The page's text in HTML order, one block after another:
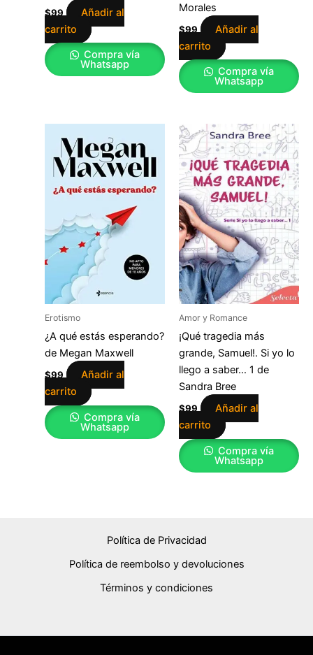
$99
Añadir al
carrito
Compra vía
Whatsapp
Morales
$99
Añadir al
carrito
Compra vía
Whatsapp
Erotismo
¿A qué estás esperando?
de Megan Maxwell
$99
Añadir al
carrito
Compra vía
Whatsapp
Amor y Romance
¡Qué tragedia más
grande, Samuel!. Si yo lo
llego a saber… 1 de
Sandra Bree
$99
Añadir al
carrito
Compra vía
Whatsapp
Política de Privacidad
Política de reembolso y devoluciones
Términos y condiciones